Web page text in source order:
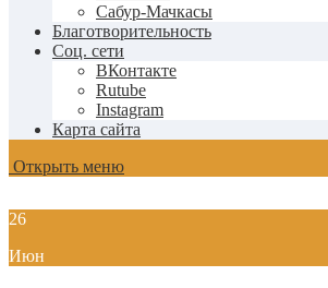
Сабур-Мачкасы
Благотворительность
Соц. сети
ВКонтакте
Rutube
Instagram
Карта сайта
Открыть меню
26
Июн